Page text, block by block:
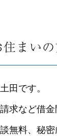
住まい
田です。
求など借
無料、秘